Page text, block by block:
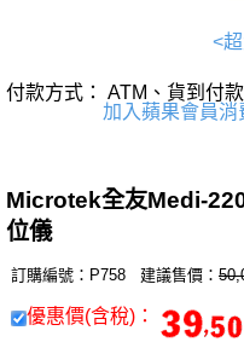
<
付款方式： ATM、貨到付
加入蘋果會員消
Microtek全友Medi-
位儀
訂購編號：P758 建議售價：
優惠價(含稅)：